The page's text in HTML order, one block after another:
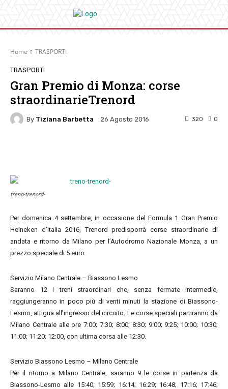
Home TRASPORTI
TRASPORTI
Gran Premio di Monza: corse
straordinarieTrenord
By Tiziana Barbetta 26 Agosto 2016 0
320
treno-trenord-
Per domenica 4 settembre, in occasione del Formula 1 Gran Premio
Heineken d’Italia 2016, Trenord predisporrà corse straordinarie di
andata e ritorno da Milano per l’Autodromo Nazionale Monza, a un
prezzo speciale di 5 euro.
Servizio Milano Centrale – Biassono Lesmo
Saranno 12 i treni straordinari che, senza fermate intermedie,
raggiungeranno in poco più di venti minuti la stazione di Biassono-
Lesmo, attigua all’ingresso del circuito. Le corse speciali partiranno da
Milano Centrale alle ore 7:00; 7:30; 8:00; 8:30; 9:00; 9:25; 10:00; 10:30;
11:00; 11:20; 12:00, con ultima corsa alle 12:30.
Servizio Biassono Lesmo – Milano Centrale
Per il ritorno a Milano Centrale, saranno 9 le corse in partenza da
Biassono-Lesmo alle 15:40; 15:59; 16:14; 16:29; 16:48; 17:16; 17:46;